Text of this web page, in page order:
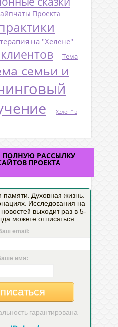
Проекта
на "Хелене"
Тема
семьи и
Хелен" в
РАССЫЛКУ
ПРОЕКТА
памяти. Духовная жизнь.
Исследования на
выходит раз в 5-
можете отписаться.
email:
имя:
гарантирована